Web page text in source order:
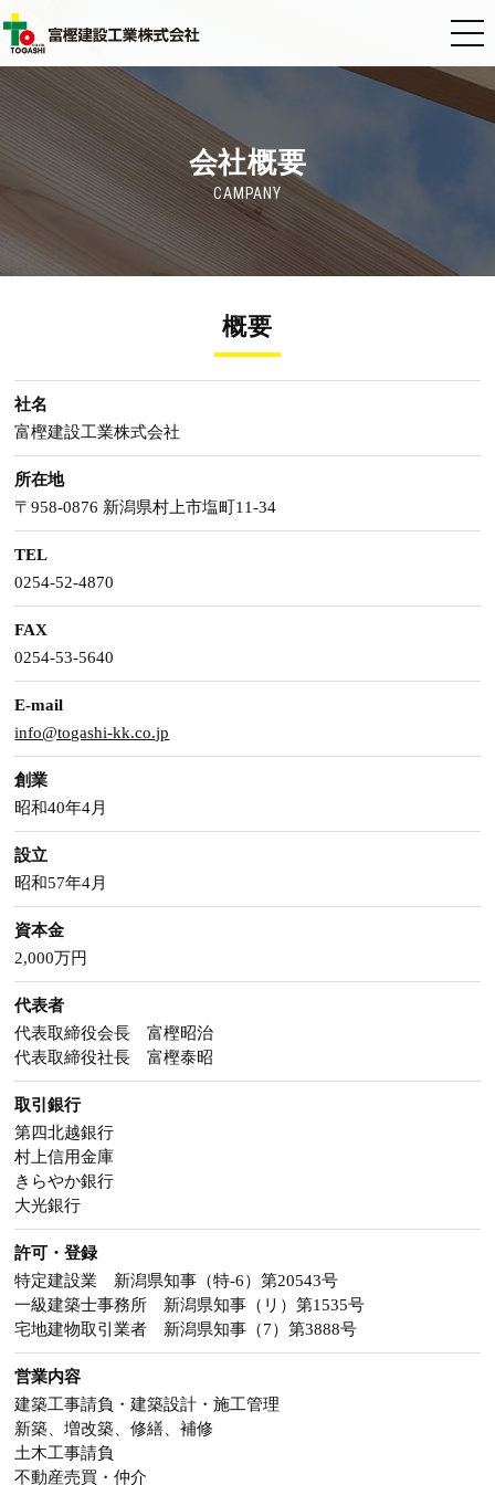
会社概要
CAMPANY
概要
社名
富樫建設工業株式会社
所在地
〒958-0876 新潟県村上市塩町11-34
TEL
0254-52-4870
FAX
0254-53-5640
E-mail
info@togashi-kk.co.jp
創業
昭和40年4月
設立
昭和57年4月
資本金
2,000万円
代表者
代表取締役会長 富樫昭治
代表取締役社長 富樫泰昭
取引銀行
第四北越銀行
村上信用金庫
きらやか銀行
大光銀行
許可・登録
特定建設業 新潟県知事（特-6）第20543号
一級建築士事務所 新潟県知事（リ）第1535号
宅地建物取引業者 新潟県知事（7）第3888号
営業内容
建築工事請負・建築設計・施工管理
新築、増改築、修繕、補修
土木工事請負
不動産売買・仲介